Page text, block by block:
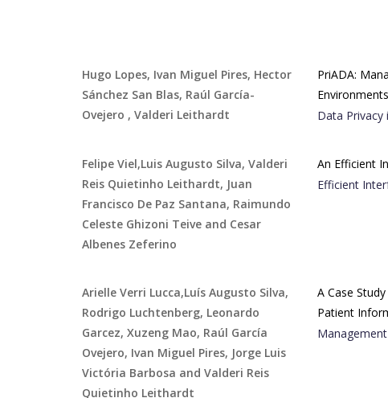
Hugo Lopes, Ivan Miguel Pires, Hector
Sánchez San Blas, Raúl García-
Ovejero , Valderi Leithardt
PriADA:
Environments
Data Privacy
Felipe Viel,Luis Augusto Silva, Valderi
Reis Quietinho Leithardt, Juan
Francisco De Paz Santana, Raimundo
Celeste Ghizoni Teive and Cesar
Albenes Zeferino
An Efficient
Efficient
Arielle Verri Lucca,Luís Augusto Silva,
Rodrigo Luchtenberg, Leonardo
Garcez, Xuzeng Mao, Raúl García
Ovejero, Ivan Miguel Pires, Jorge Luis
Victória Barbosa and Valderi Reis
Quietinho Leithardt
A Case
Patient